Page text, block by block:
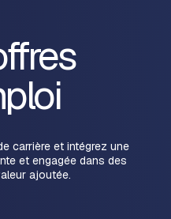
carrière et intégrez une
et engagée dans des
ajoutée.